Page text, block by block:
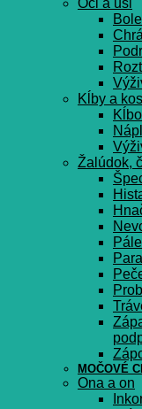
Kĺby a
Žalúdok,
MOČOVÉ
Ona a on